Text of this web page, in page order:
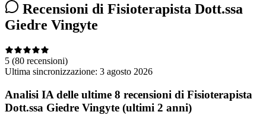
Recensioni di Fisioterapista Dott.ssa
Giedre Vingyte
5 (80 recensioni)
Ultima sincronizzazione: 3 agosto 2026
Analisi IA delle ultime 8 recensioni di Fisioterapista
Dott.ssa Giedre Vingyte (ultimi 2 anni)